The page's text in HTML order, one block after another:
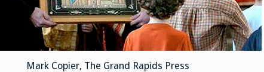
Mark Copier, The Grand Rapids Press